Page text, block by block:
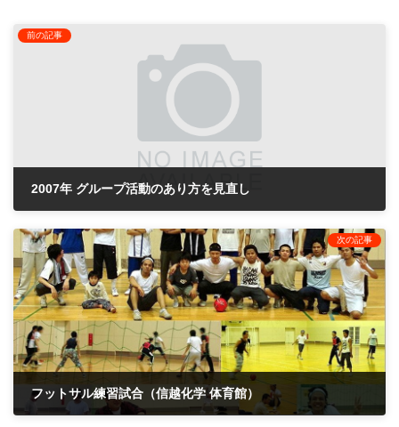
前の記事
2007年 グループ活動のあり方を見直し
次の記事
フットサル練習試合（信越化学 体育館）